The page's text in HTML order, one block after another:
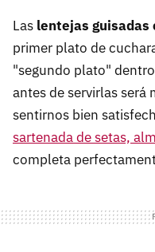
Las lentejas guisadas
primer plato de
"segundo plato"
antes de servirlas será
sentirnos bien
sartenada de setas,
completa